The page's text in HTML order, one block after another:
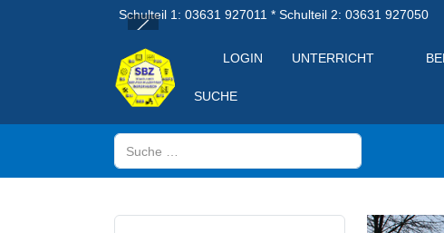
Schulteil 1: 03631 927011 * Schulteil 2: 03631 927050
LOGIN UNTERRICHT
SUCHE
Suchen